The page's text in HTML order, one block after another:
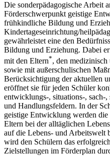
Die sonderpädagogische Arbeit
Förderschwerpunkt geistige
frühkindliche Bildung und
Kindertageseinrichtung/
gewährleistet eine den
Bildung und Erziehung. Dabei
mit den Eltern*, den
sowie mit außerschulischen
Berücksichtigung der aktuellen
eröffnet sie für jeden Schüler
entwicklungs-, situations-, sach-
und Handlungsfeldern. In der
geistige Entwicklung werden
Eltern bei der alltäglichen
auf die Lebens- und Arbeitswelt
wird den Schülern das
Zielstellungen im Förderplan